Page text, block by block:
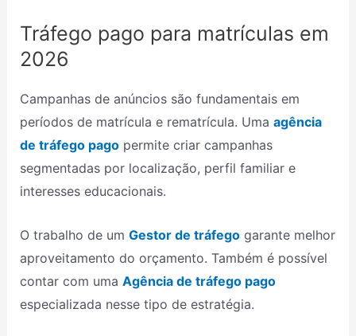
Tráfego pago para matrículas em
2026
Campanhas de anúncios são fundamentais em
períodos de matrícula e rematrícula. Uma agência
de tráfego pagopermite criar campanhas
segmentadas por localização, perfil familiar e
interesses educacionais.
O trabalho de um Gestor de tráfegogarante melhor
aproveitamento do orçamento. Também é possível
contar com uma Agência de tráfego pago
especializada nesse tipo de estratégia.